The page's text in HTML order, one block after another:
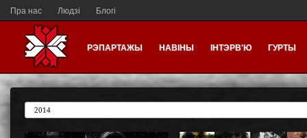
Пра нас Людзі Блогі
РЭПАРТАЖЫ НАВІНЫ ІНТЭРВ'Ю ГУРТЫ